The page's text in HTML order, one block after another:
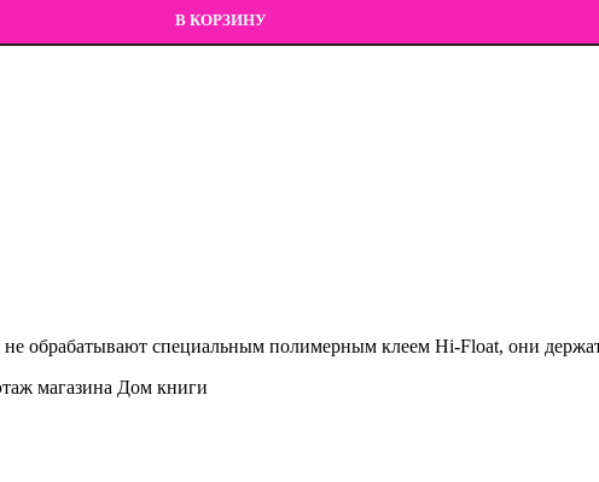
В КОРЗИНУ
обрабатывают специальным полимерным клеем Hi-Float, они держат
магазина Дом книги